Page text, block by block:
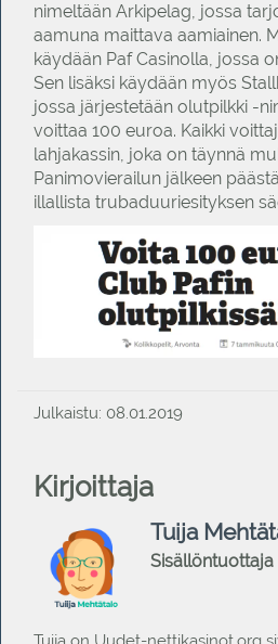
nimeltään Arkipelag, jossa
aamuna maittava aamiainen.
käydään Paf Casinolla, jossa
Sen lisäksi käydään myös
jossa järjestetään olutpilkki -
voittaa 100 euroa. Kaikki
lahjakassin, joka on täynnä
Panimovierailun jälkeen
illallista trubaduuriesityksen
Julkaistu: 08.01.2019
Kirjoittaja
Tuija
Sisällöntuottaja